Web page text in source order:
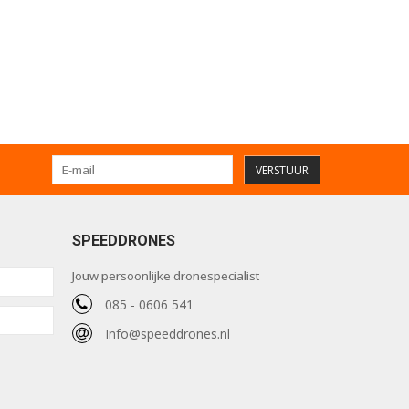
VERSTUUR
SPEEDDRONES
Jouw persoonlijke dronespecialist
085 - 0606 541
Info@speeddrones.nl